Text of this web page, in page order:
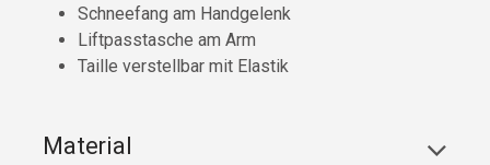
Schneefang am Handgelenk
Liftpasstasche am Arm
Taille verstellbar mit Elastik
Material